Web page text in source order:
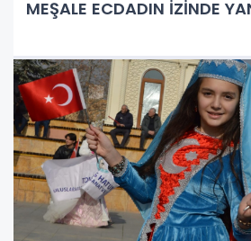
MEŞALE ECDADIN İZİNDE